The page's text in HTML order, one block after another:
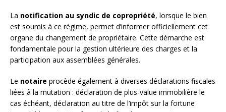
La notification au syndic de copropriété, lorsque le bien
est soumis à ce régime, permet d’informer officiellement cet
organe du changement de propriétaire. Cette démarche est
fondamentale pour la gestion ultérieure des charges et la
participation aux assemblées générales.
Le notaire procède également à diverses déclarations fiscales
liées à la mutation : déclaration de plus-value immobilière le
cas échéant, déclaration au titre de l’impôt sur la fortune